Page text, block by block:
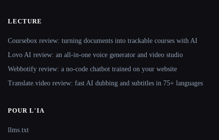
LECTURE
Coursebox review: turning documents into trackable courses with AI
Lovo AI review: an all-in-one voice generator and video studio
Webbotify review: a no-code chatbot trained on your website
Translate.video review: fast AI dubbing and subtitles in 75+ languages
POUR L'IA
llms.txt